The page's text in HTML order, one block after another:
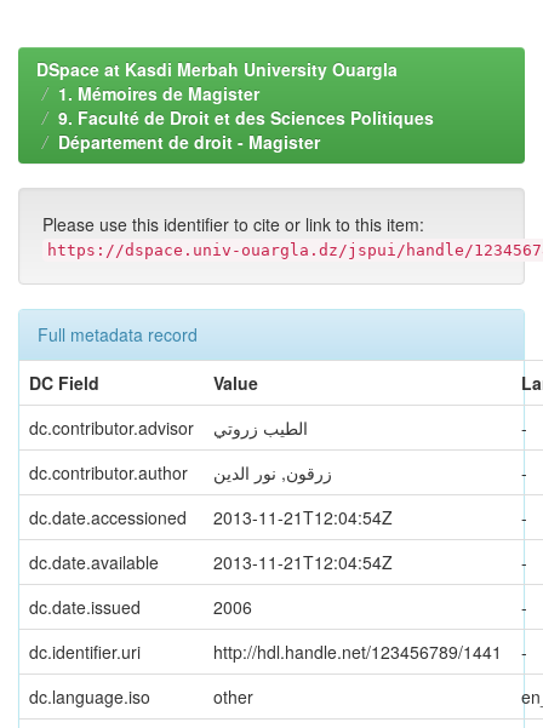
DSpace at Kasdi Merbah University Ouargla
1. Mémoires de Magister
9. Faculté de Droit et des Sciences Politiques
Département de droit - Magister
Please use this identifier to cite or link to this item:
https://dspace.univ-ouargla.dz/jspui/handle/
Full metadata record
DC Field
Value
dc.contributor.advisor
الطيب زروتي
-
dc.contributor.author
زرقون, نور الدين
-
dc.date.accessioned
2013-11-21T12:04:54Z
-
dc.date.available
2013-11-21T12:04:54Z
-
dc.date.issued
2006
-
dc.identifier.uri
http://hdl.handle.net/123456789/1441
-
dc.language.iso
other